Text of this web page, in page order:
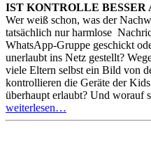
IST KONTROLLE BESSER
Wer weiß schon, was der
tatsächlich nur harmlose
WhatsApp-Gruppe geschickt
unerlaubt ins Netz gestellt?
viele Eltern selbst ein Bild von
kontrollieren die Geräte der
überhaupt erlaubt? Und worauf
weiterlesen…